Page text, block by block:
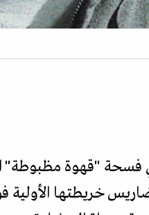
"قهوة مظبوطة"
خريطتها الأولية